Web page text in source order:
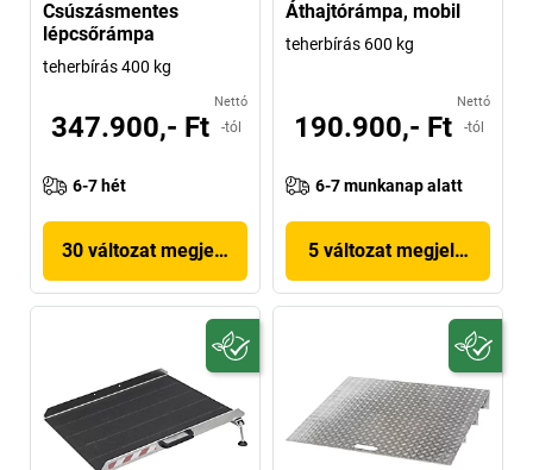
Csúszásmentes
lépcsőrámpa
teherbírás 400 kg
Nettó
347.900,- Ft -tól
6-7 hét
30 változat megjelenítése
Áthajtórámpa, mobil
teherbírás 600 kg
Nettó
190.900,- Ft -tól
6-7 munkanap alatt
5 változat megjelenítése